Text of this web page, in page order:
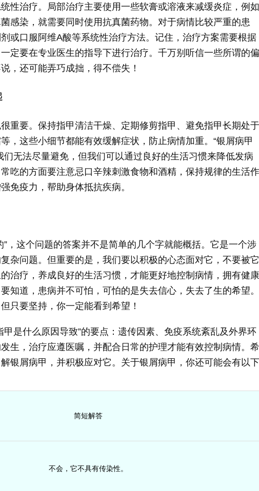
性治疗。局部治疗主要使用一些软膏或溶液来减缓炎症，例如
感染，就需要同时使用抗真菌药物。对于病情比较严重的患
或口服阿维A酸等系统性治疗方法。记住，治疗方案需要根据
定要在专业医生的指导下进行治疗。千万别听信一些所谓的偏
，还可能弄巧成拙，得不偿失！
重要。保持指甲清洁干燥、定期修剪指甲、避免指甲长期处于
，这些小细节都能有效缓解症状，防止病情加重。“银屑病甲
们无法尽量避免，但我们可以通过良好的生活习惯来降低发病
吃的方面要注意忌口辛辣刺激食物和酒精，保持规律的生活作
免疫力，帮助身体抵抗疾病。
，这个问题的答案并不是简单的几个字就能概括。它是一个涉
杂问题。但重要的是，我们要以积极的心态面对它，不要被它
治疗，养成良好的生活习惯，才能更好地控制病情，拥有健康
知道，患病并不可怕，可怕的是失去信心，失去了生的希望。
只要坚持，你一定能看到希望！
是什么原因导致”的要点：遗传因素、免疫系统紊乱及外界环
生，治疗应遵医嘱，并配合日常的护理才能有效控制病情。希
银屑病甲，并积极应对它。关于银屑病甲，你还可能会有以下
简短解答
不会，它不具有传染性。